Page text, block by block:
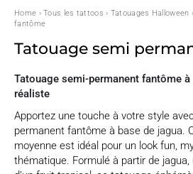
Home ›Tous les tattoos › Tatouages Halloween
fantôme
Tatouage semi
Tatouage semi-permanent fantôme
réaliste
Apportez une touche à votre style
permanent fantôme à base de jagua.
moyenne est idéal pour un look fun,
thématique. Formulé à partir de